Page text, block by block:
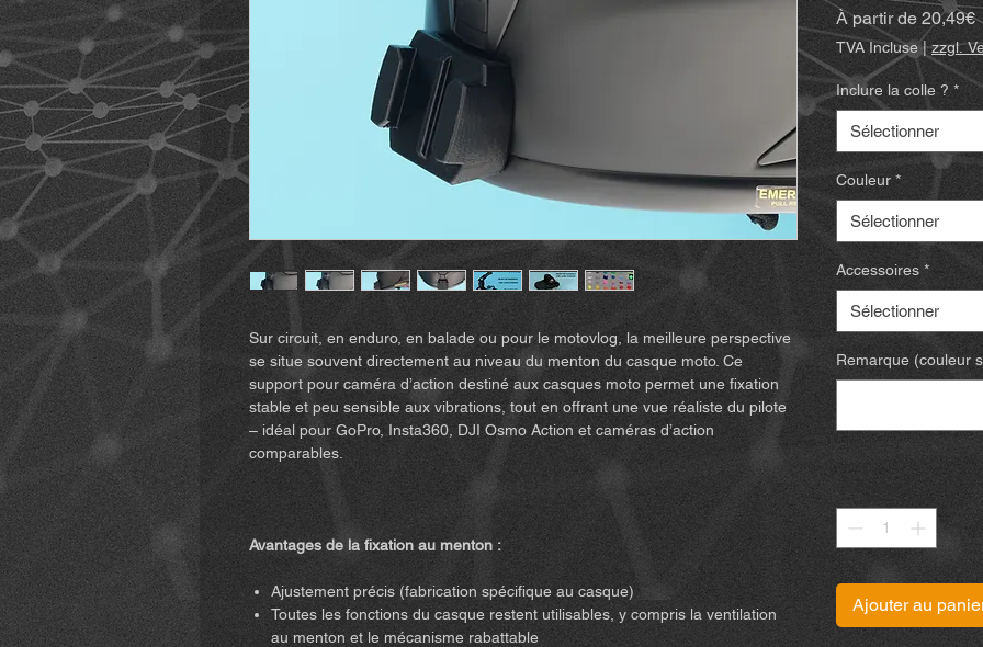
Sur circuit, en enduro, en balade ou pour le motovlog, la meilleure perspective
se situe souvent directement au niveau du menton du casque moto. Ce
support pour caméra d’action destiné aux casques moto permet une fixation
stable et peu sensible aux vibrations, tout en offrant une vue réaliste du pilote
– idéal pour GoPro, Insta360, DJI Osmo Action et caméras d’action
comparables.
Avantages de la fixation au menton :
Ajustement précis (fabrication spécifique au casque)
Toutes les fonctions du casque restent utilisables, y compris la ventilation
au menton et le mécanisme rabattable
À partir de 20,49€
TVA Incluse|zzgl.
Inclure la colle ? *
Sélectionner
Couleur *
Sélectionner
Accessoires *
Sélectionner
Remarque (couleur
Quantité
Ajouter au